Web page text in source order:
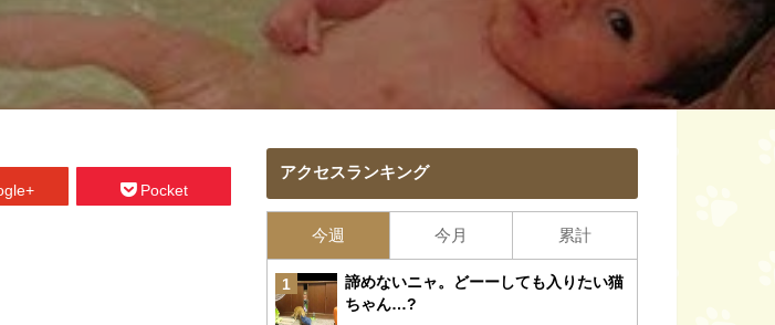
Pocket
アクセスランキング
今週 今月 累計
1
諦めないニャ。どーーしても入りたい猫
ちゃん…?